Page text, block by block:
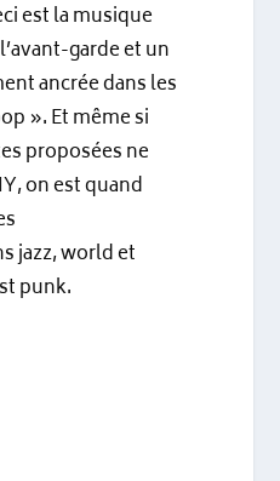
est la musique
garde et un
ancrée dans les
». Et même si
proposées ne
on est quand
jazz, world et
punk.